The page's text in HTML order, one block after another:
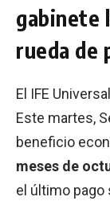
gabinete
rueda de
El IFE
Este martes,
beneficio
meses de
el último pago